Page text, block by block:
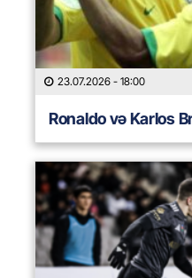
23.07.2026 - 18:00
Ronaldo və Karlos